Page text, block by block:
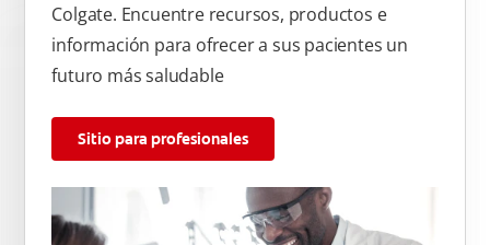
Colgate. Encuentre recursos, productos e
información para ofrecer a sus pacientes un
futuro más saludable
Sitio para profesionales